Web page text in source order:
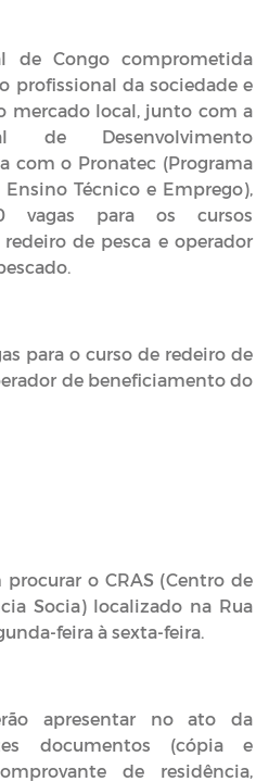
de Congo comprometida
profissional da sociedade e
mercado local, junto com a
de Desenvolvimento
com o Pronatec (Programa
Técnico e Emprego),
vagas para os cursos
de pesca e operador
para o curso de redeiro de
de beneficiamento do
procurar o CRAS (Centro de
Socia) localizado na Rua
feira à sexta-feira.
apresentar no ato da
documentos (cópia e
de residência,